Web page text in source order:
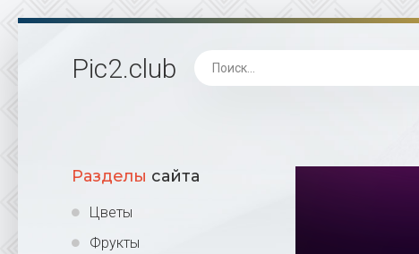
Pic2.club
Разделы сайта
Цветы
Фрукты